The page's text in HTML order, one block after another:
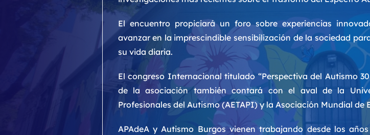
El encuentro propiciará un foro sobre experiencias
avanzar en la imprescindible sensibilización de la sociedad
su vida diaria.
El congreso Internacional titulado “Perspectiva del Autismo
de la asociación también contará con el aval de la
Profesionales del Autismo (AETAPI) y la Asociación Mundial de
APAdeA y Autismo Burgos vienen trabajando desde los